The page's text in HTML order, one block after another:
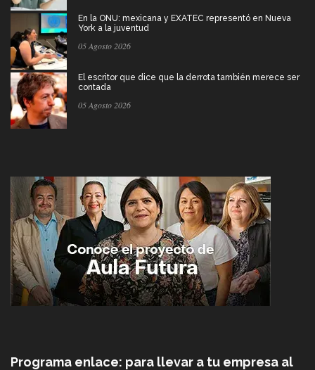
En la ONU: mexicana y EXATEC representó en Nueva
York a la juventud
05 Agosto 2026
El escritor que dice que la derrota también merece ser
contada
05 Agosto 2026
Programa enlace: para llevar a tu empresa al